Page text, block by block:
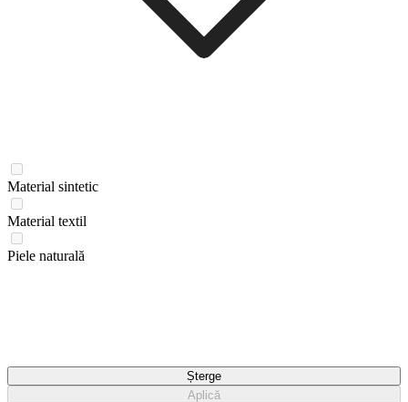
Material sintetic
Material textil
Piele naturală
Șterge
Aplică